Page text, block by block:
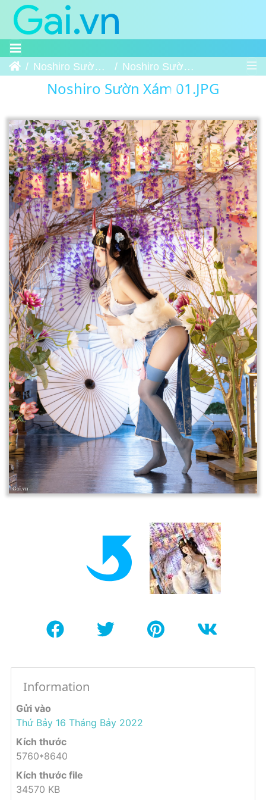
Trang chủNoshiro Sườn Xám Noshiro Sườn Xám 01
Noshiro Sườn Xám 01.JPG
Information
Gửi vào
Thứ Bảy 16 Tháng Bảy 2022
Kích thước
5760*8640
Kích thước file
34570 KB